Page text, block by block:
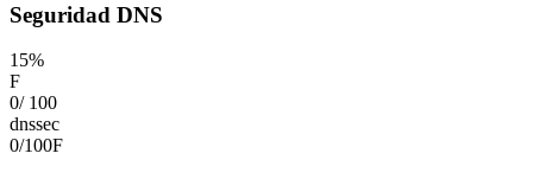
Seguridad DNS
15%
F
0/ 100
dnssec
0/100F